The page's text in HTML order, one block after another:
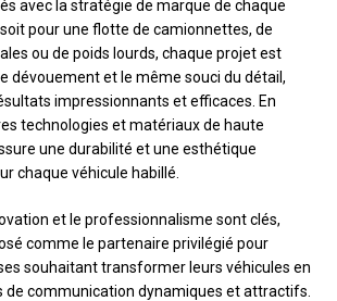
avec la stratégie de marque de chaque
pour une flotte de camionnettes, de
ou de poids lourds, chaque projet est
dévouement et le même souci du détail,
impressionnants et efficaces. En
technologies et matériaux de haute
une durabilité et une esthétique
chaque véhicule habillé.
et le professionnalisme sont clés,
comme le partenaire privilégié pour
souhaitant transformer leurs véhicules en
de communication dynamiques et attractifs.